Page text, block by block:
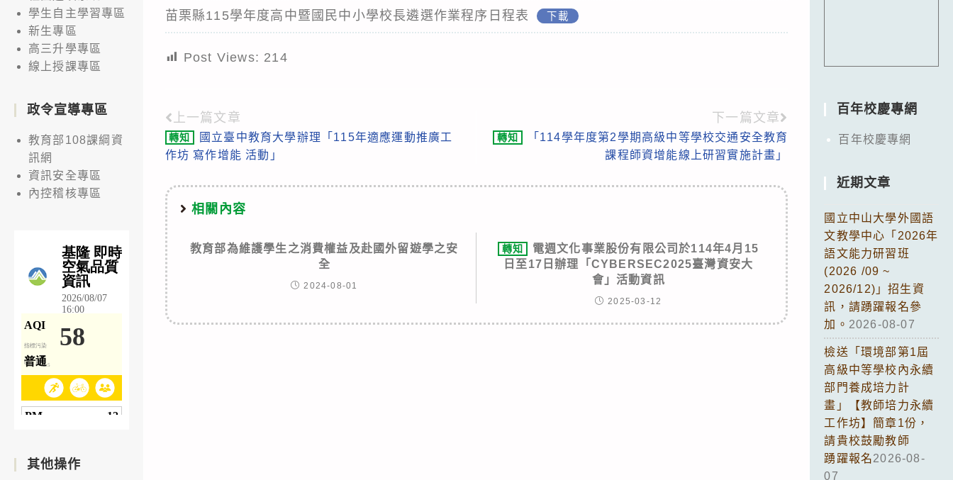
苗栗縣115學年度高中暨國民中小學校長遴選作業程序日程表 下載
Post Views: 214
Read
more
上一篇文章
轉知
國立臺中教育大學辦理「115年適應運動推廣工
作坊 寫作增能 活動」
下一篇文章
轉知
「114學年度第2學期高級中等學校交通安全教育
課程師資增能線上研習實施計畫」
相關內容
教育部為維護學生之消費權益及赴國外留遊學之安
全
2024-08-01
轉知
電週文化事業股份有限公司於114年4月15
日至17日辦理「CYBERSEC2025臺灣資安大
會」活動資訊
2025-03-12
學生自主學習專區
新生專區
高三升學專區
線上授課專區
政令宣導專區
教育部108課綱資
訊網
資訊安全專區
內控稽核專區
其他操作
百年校慶專網
百年校慶專網
近期文章
國立中山大學外國語
文教學中心「2026年
語文能力研習班
(2026 /09 ~
2026/12)」招生資
訊，請踴躍報名參
加。 2026-08-07
檢送「環境部第1屆
高級中等學校內永續
部門養成培力計
畫」【教師培力永續
工作坊】簡章1份，
請貴校鼓勵教師
踴躍報名2026-08-
07